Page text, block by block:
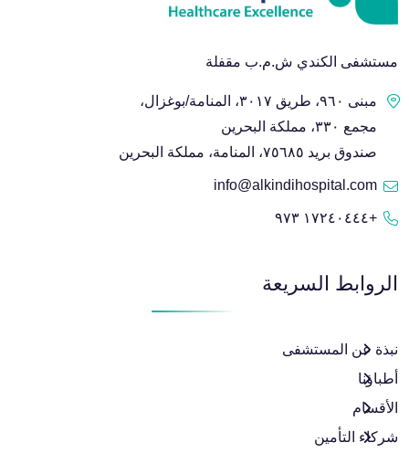
مستشفى الكندي ش.م.ب مقفلة
مبنى ٩٦٠، طريق ٣٠١٧، المنامة/بوغزال،
مجمع ٣٣٠، مملكة البحرين
صندوق بريد ٧٥٦٨٥، المنامة، مملكة البحرين
info@alkindihospital.com
+١٧٢٤٠٤٤٤ ٩٧٣
الروابط السريعة
نبذة عن المستشفى
أطباؤنا
الأقسام
شركاء التأمين